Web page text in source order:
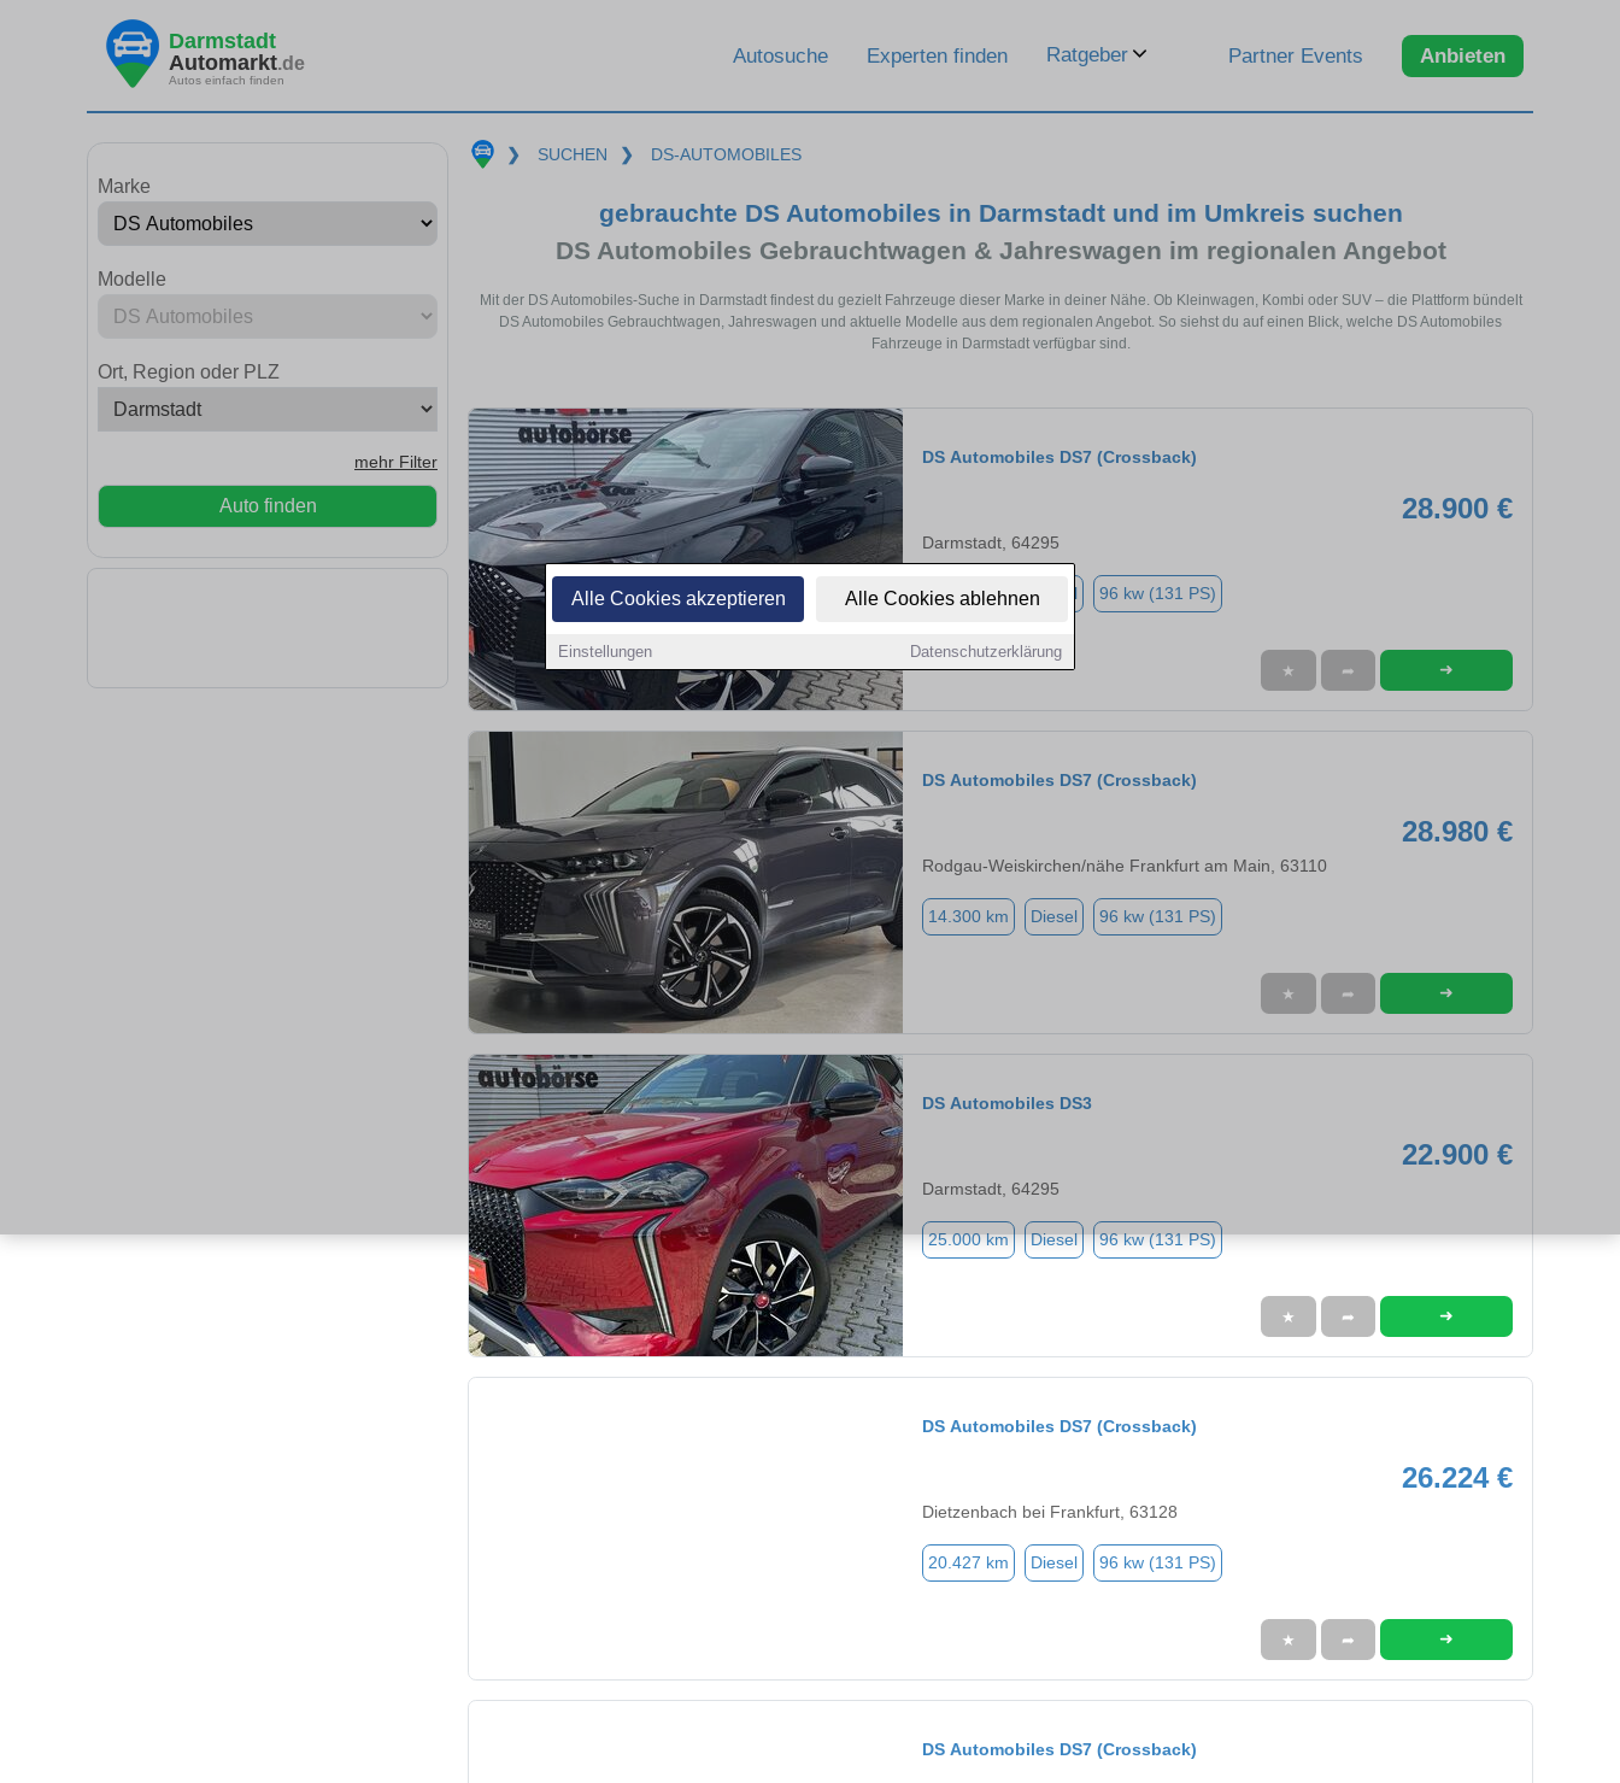
Alle Cookies akzeptieren Alle Cookies ablehnen
Einstellungen Datenschutzerklärung
Darmstadt
Automarkt.de
Autos einfach finden
Autosuche Experten finden Ratgeber Partner Events Anbieten
Marke
Modelle
Ort, Region oder PLZ
mehr Filter
Auto finden
❯ SUCHEN ❯ DS-AUTOMOBILES
gebrauchte DS Automobiles in Darmstadt und im Umkreis suchen
DS Automobiles Gebrauchtwagen & Jahreswagen im regionalen Angebot
Mit der DS Automobiles-Suche in Darmstadt findest du gezielt Fahrzeuge dieser Marke in deiner Nähe. Ob Kleinwagen, Kombi oder SUV – die Plattform bündelt
DS Automobiles Gebrauchtwagen, Jahreswagen und aktuelle Modelle aus dem regionalen Angebot. So siehst du auf einen Blick, welche DS Automobiles
Fahrzeuge in Darmstadt verfügbar sind.
DS Automobiles DS7 (Crossback)
28.900 €
Darmstadt, 64295
25.000 km Diesel 96 kw (131 PS)
★ ➦ ➜
DS Automobiles DS7 (Crossback)
28.980 €
Rodgau-Weiskirchen/nähe Frankfurt am Main, 63110
14.300 km Diesel 96 kw (131 PS)
★ ➦ ➜
DS Automobiles DS3
22.900 €
Darmstadt, 64295
25.000 km Diesel 96 kw (131 PS)
★ ➦ ➜
DS Automobiles DS7 (Crossback)
26.224 €
Dietzenbach bei Frankfurt, 63128
20.427 km Diesel 96 kw (131 PS)
★ ➦ ➜
DS Automobiles DS7 (Crossback)